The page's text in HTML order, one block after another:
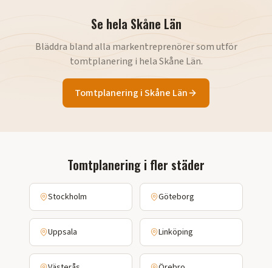
Se hela Skåne Län
Bläddra bland alla markentreprenörer som utför
tomtplanering i helaSkåne Län.
Tomtplanering iSkåne Län
Tomtplanering i fler städer
Stockholm Göteborg
Uppsala Linköping